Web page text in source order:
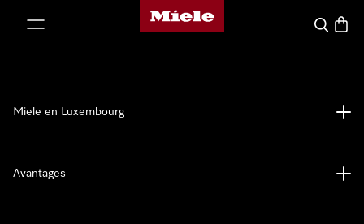
Page d'accueil de Miele
Panier
Miele en Luxembourg
Avantages